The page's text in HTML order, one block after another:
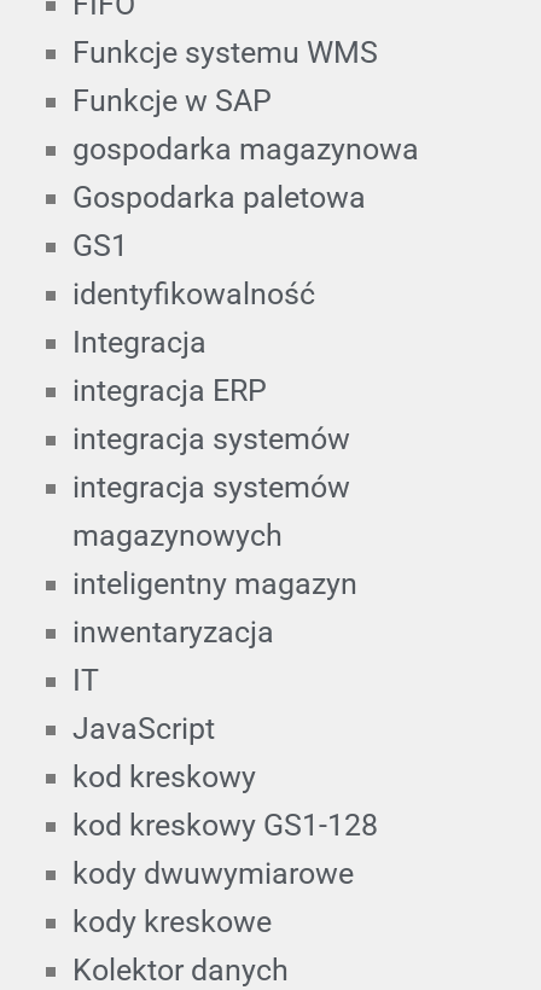
Funkcje systemu WMS
Funkcje w SAP
gospodarka magazynowa
Gospodarka paletowa
GS1
identyfikowalność
Integracja
integracja ERP
integracja systemów
integracja systemów
magazynowych
inteligentny magazyn
inwentaryzacja
IT
JavaScript
kod kreskowy
kod kreskowy GS1-128
kody dwuwymiarowe
kody kreskowe
Kolektor danych